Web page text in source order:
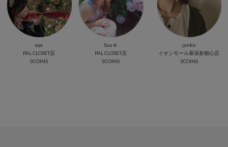
aya
PAL CLOSET店
3COINS
Suu☺︎
PAL CLOSET店
3COINS
junko
イオンモール幕張新都心店
3COINS